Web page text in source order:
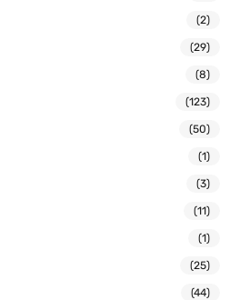
(2)
(29)
(8)
(123)
(50)
(1)
(3)
(11)
(1)
(25)
(44)